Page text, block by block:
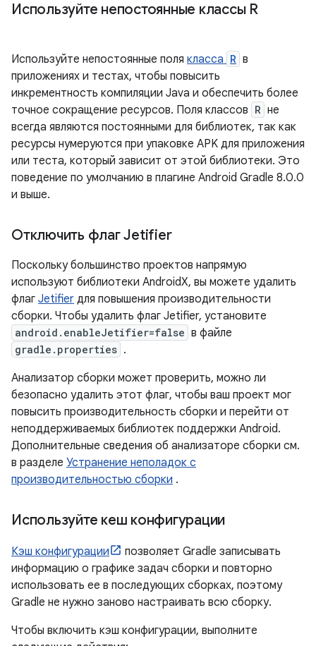
Используйте непостоянные классы R
Используйте непостоянные поля класса R в
приложениях и тестах, чтобы повысить
инкрементность компиляции Java и обеспечить более
точное сокращение ресурсов. Поля классов R не
всегда являются постоянными для библиотек, так как
ресурсы нумеруются при упаковке APK для приложения
или теста, который зависит от этой библиотеки. Это
поведение по умолчанию в плагине Android Gradle 8.0.0
и выше.
Отключить флаг Jetifier
Поскольку большинство проектов напрямую
используют библиотеки AndroidX, вы можете удалить
флаг Jetifier для повышения производительности
сборки. Чтобы удалить флаг Jetifier, установите
android.enableJetifier=false в файле
gradle.properties .
Анализатор сборки может проверить, можно ли
безопасно удалить этот флаг, чтобы ваш проект мог
повысить производительность сборки и перейти от
неподдерживаемых библиотек поддержки Android.
Дополнительные сведения об анализаторе сборки см.
в разделе Устранение неполадок с
производительностью сборки .
Используйте кеш конфигурации
Кэш конфигурации
позволяет Gradle записывать
информацию о графике задач сборки и повторно
использовать ее в последующих сборках, поэтому
Gradle не нужно заново настраивать всю сборку.
Чтобы включить кэш конфигурации, выполните